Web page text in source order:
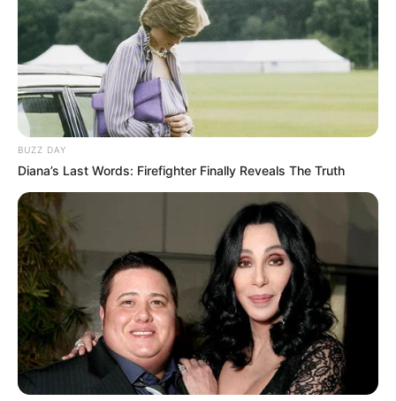
BUZZ DAY
Diana’s Last Words: Firefighter Finally Reveals The Truth